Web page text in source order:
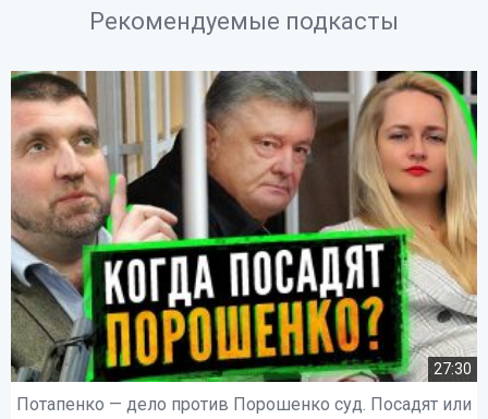
Рекомендуемые подкасты
27:30
Потапенко — дело против Порошенко суд. Посадят или